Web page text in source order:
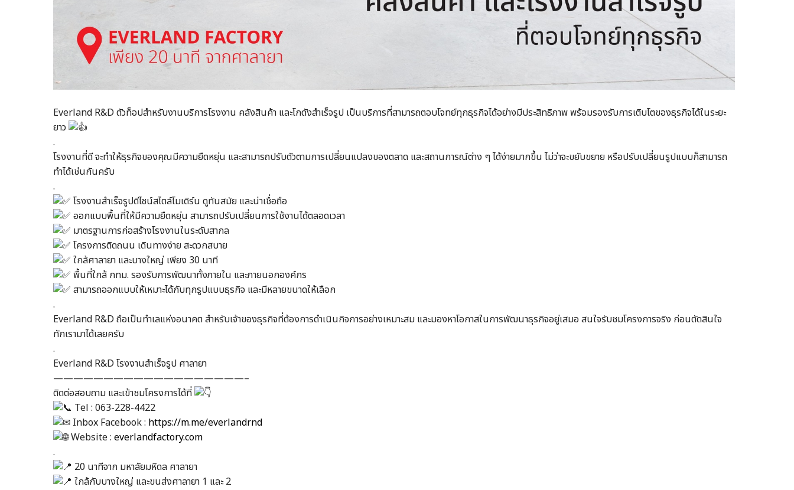
Everland R&D ตัวท็อปสำหรับงานบริการโรงงาน คลังสินค้า และโกดังสำเร็จรูป เป็นบริการที่สามารถตอบโจทย์ทุกธุรกิจได้อย่างมีประสิทธิภาพ พร้อมรองรับการเติบโตของธุรกิจได้ในระยะ
ยาว
.​
โรงงานที่ดี จะทำให้ธุรกิจของคุณมีความยืดหยุ่น และสามารถปรับตัวตามการเปลี่ยนแปลงของตลาด และสถานการณ์ต่าง ๆ ได้ง่ายมากขึ้น ไม่ว่าจะขยับขยาย หรือปรับเปลี่ยนรูปแบบก็สามารถ
ทำได้เช่นกันครับ​
.​
โรงงานสำเร็จรูปดีไซน์สไตล์โมเดิร์น ดูทันสมัย และน่าเชื่อถือ​
ออกแบบพื้นที่ให้มีความยืดหยุ่น สามารถปรับเปลี่ยนการใช้งานได้ตลอดเวลา​
มาตรฐานการก่อสร้างโรงงานในระดับสากล​
โครงการติดถนน เดินทางง่าย สะดวกสบาย ​
ใกล้ศาลายา และบางใหญ่ เพียง 30 นาที​
พื้นที่ใกล้ กทม. รองรับการพัฒนาทั้งภายใน และภายนอกองค์กร​
สามารถออกแบบให้เหมาะได้กับทุกรูปแบบธุรกิจ และมีหลายขนาดให้เลือก​
.​
Everland R&D ถือเป็นทำเลแห่งอนาคต สำหรับเจ้าของธุรกิจที่ต้องการดำเนินกิจการอย่างเหมาะสม และมองหาโอกาสในการพัฒนาธุรกิจอยู่เสมอ สนใจรับชมโครงการจริง ก่อนตัดสินใจ
ทักเรามาได้เลยครับ ​
.​
Everland R&D โรงงานสำเร็จรูป ศาลายา ​
———————————————————–​
ติดต่อสอบถาม และเข้าชมโครงการได้ที่
Tel : 063-228-4422​
Inbox Facebook : https://m.me/everlandrnd​
Website : everlandfactory.com
.​
20 นาทีจาก มหาลัยมหิดล ศาลายา ​
ใกล้กับบางใหญ่ และขนส่งศาลายา 1 และ 2​